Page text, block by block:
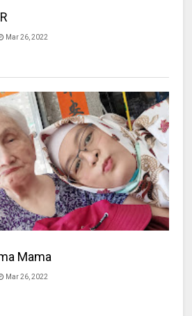
Mar 26, 2022
Mama
Mar 26, 2022